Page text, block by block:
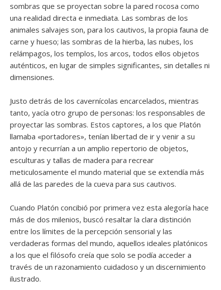
sombras que se proyectan sobre la pared rocosa como
una realidad directa e inmediata. Las sombras de los
animales salvajes son, para los cautivos, la propia fauna de
carne y hueso; las sombras de la hierba, las nubes, los
relámpagos, los templos, los arcos, todos ellos objetos
auténticos, en lugar de simples significantes, sin detalles ni
dimensiones.
Justo detrás de los cavernícolas encarcelados, mientras
tanto, yacía otro grupo de personas: los responsables de
proyectar las sombras. Estos captores, a los que Platón
llamaba «portadores», tenían libertad de ir y venir a su
antojo y recurrían a un amplio repertorio de objetos,
esculturas y tallas de madera para recrear
meticulosamente el mundo material que se extendía más
allá de las paredes de la cueva para sus cautivos.
Cuando Platón concibió por primera vez esta alegoría hace
más de dos milenios, buscó resaltar la clara distinción
entre los límites de la percepción sensorial y las
verdaderas formas del mundo, aquellos ideales platónicos
a los que el filósofo creía que solo se podía acceder a
través de un razonamiento cuidadoso y un discernimiento
ilustrado.